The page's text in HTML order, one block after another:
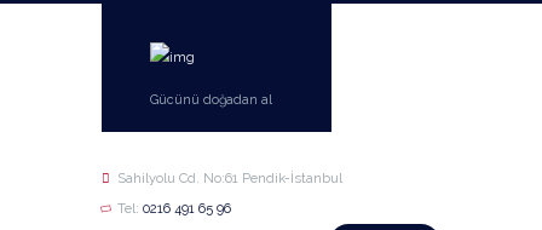
Gücünü doğadan al
Sahilyolu Cd. No:61 Pendik-İstanbul
Tel: 0216 491 65 96